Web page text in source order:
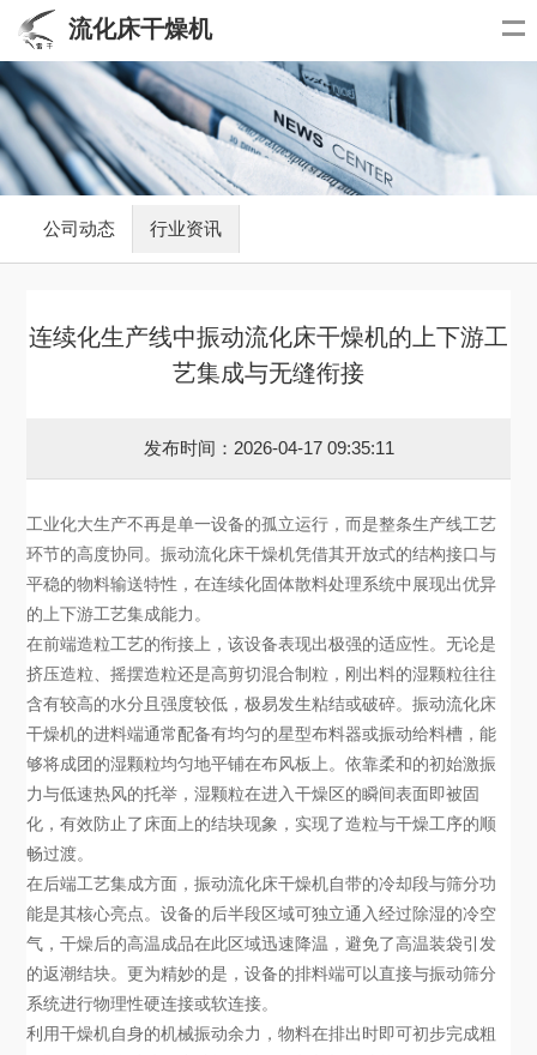
流化床干燥机
公司动态 行业资讯
连续化生产线中振动流化床干燥机的上下游工
艺集成与无缝衔接
发布时间：2026-04-17 09:35:11
工业化大生产不再是单一设备的孤立运行，而是整条生产线工艺
环节的高度协同。振动流化床干燥机凭借其开放式的结构接口与
平稳的物料输送特性，在连续化固体散料处理系统中展现出优异
的上下游工艺集成能力。
在前端造粒工艺的衔接上，该设备表现出极强的适应性。无论是
挤压造粒、摇摆造粒还是高剪切混合制粒，刚出料的湿颗粒往往
含有较高的水分且强度较低，极易发生粘结或破碎。振动流化床
干燥机的进料端通常配备有均匀的星型布料器或振动给料槽，能
够将成团的湿颗粒均匀地平铺在布风板上。依靠柔和的初始激振
力与低速热风的托举，湿颗粒在进入干燥区的瞬间表面即被固
化，有效防止了床面上的结块现象，实现了造粒与干燥工序的顺
畅过渡。
在后端工艺集成方面，振动流化床干燥机自带的冷却段与筛分功
能是其核心亮点。设备的后半段区域可独立通入经过除湿的冷空
气，干燥后的高温成品在此区域迅速降温，避免了高温装袋引发
的返潮结块。更为精妙的是，设备的排料端可以直接与振动筛分
系统进行物理性硬连接或软连接。
利用干燥机自身的机械振动余力，物料在排出时即可初步完成粗